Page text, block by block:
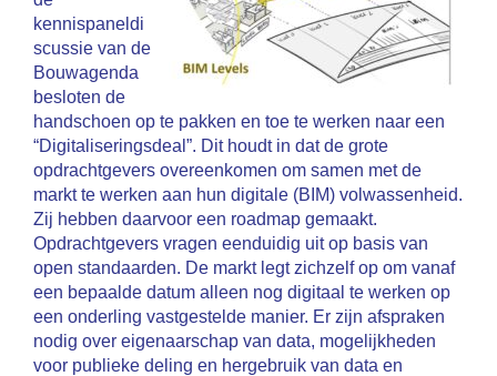
kennispaneldi
scussie van de
Bouwagenda
besloten de
handschoen op te pakken en toe te werken naar een
“Digitaliseringsdeal”. Dit houdt in dat de grote
opdrachtgevers overeenkomen om samen met de
markt te werken aan hun digitale (BIM) volwassenheid.
Zij hebben daarvoor een roadmap gemaakt.
Opdrachtgevers vragen eenduidig uit op basis van
open standaarden. De markt legt zichzelf op om vanaf
een bepaalde datum alleen nog digitaal te werken op
een onderling vastgestelde manier. Er zijn afspraken
nodig over eigenaarschap van data, mogelijkheden
voor publieke deling en hergebruik van data en